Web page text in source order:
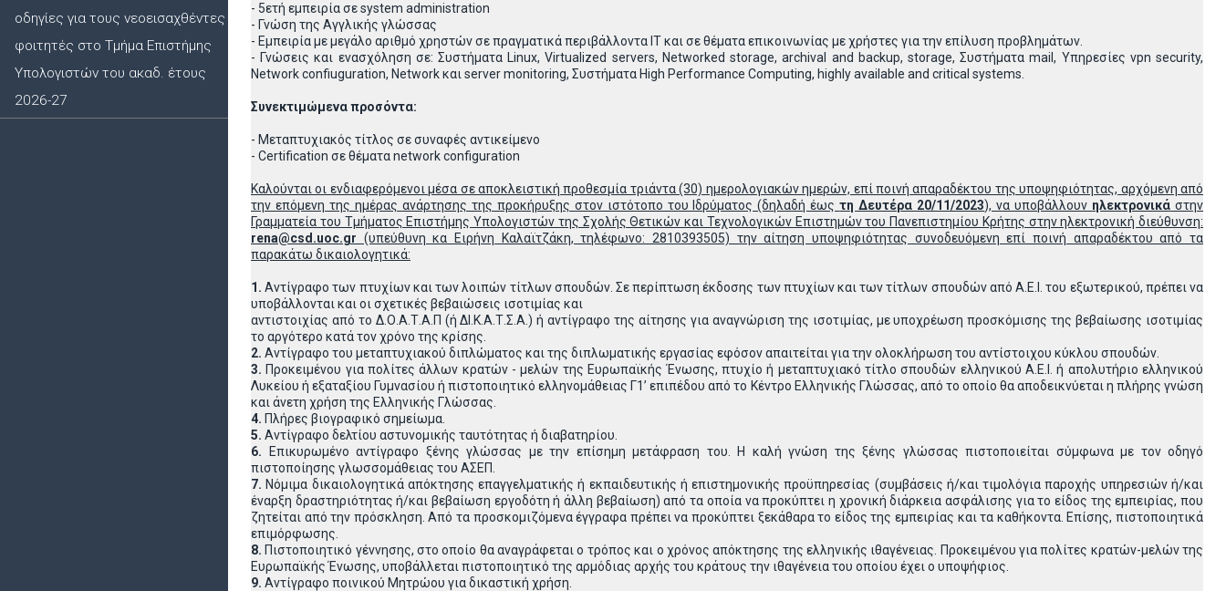
οδηγίες για τους νεοεισαχθέντες
φοιτητές στο Τμήμα Επιστήμης
Υπολογιστών του ακαδ. έτους
2026-27
- 5ετή εμπειρία σε system administration
- Γνώση της Αγγλικής γλώσσας
- Εμπειρία με μεγάλο αριθμό χρηστών σε πραγματικά περιβάλλοντα IT και σε θέματα επικοινωνίας με χρήστες για την επίλυση προβλημάτων.
- Γνώσεις και ενασχόληση σε: Συστήματα Linux, Virtualized servers, Networked storage, archival and backup, storage, Συστήματα mail, Υπηρεσίες vpn security,
Νetwork confiuguration, Network και server monitoring, Συστήματα High Performance Computing, highly available and critical systems.
Συνεκτιμώμενα προσόντα:
- Μεταπτυχιακός τίτλος σε συναφές αντικείμενο
- Certification σε θέματα network configuration
Καλούνται οι ενδιαφερόμενοι μέσα σε αποκλειστική προθεσμία τριάντα (30) ημερολογιακών ημερών, επί ποινή απαραδέκτου της υποψηφιότητας, αρχόμενη από
την επόμενη της ημέρας ανάρτησης της προκήρυξης στον ιστότοπο του Ιδρύματος (δηλαδή έωςτη Δευτέρα 20/11/2023), να υποβάλλουν ηλεκτρονικά στην
Γραμματεία του Τμήματος Επιστήμης Υπολογιστών της Σχολής Θετικών και Τεχνολογικών Επιστημών του Πανεπιστημίου Κρήτης στην ηλεκτρονική διεύθυνση:
rena@csd.uoc.gr (υπεύθυνη κα Ειρήνη Καλαϊτζάκη, τηλέφωνο: 2810393505) την αίτηση υποψηφιότητας συνοδευόμενη επί ποινή απαραδέκτου από τα
παρακάτω δικαιολογητικά:
1.Αντίγραφο των πτυχίων και των λοιπών τίτλων σπουδών. Σε περίπτωση έκδοσης των πτυχίων και των τίτλων σπουδών από Α.Ε.Ι. του εξωτερικού, πρέπει να
υποβάλλονται και οι σχετικές βεβαιώσεις ισοτιμίας και
αντιστοιχίας από το Δ.Ο.Α.Τ.Α.Π (ή ΔΙ.Κ.Α.Τ.Σ.Α.) ή αντίγραφο της αίτησης για αναγνώριση της ισοτιμίας, με υποχρέωση προσκόμισης της βεβαίωσης ισοτιμίας
το αργότερο κατά τον χρόνο της κρίσης.
2. Αντίγραφο του μεταπτυχιακού διπλώματος και της διπλωματικής εργασίας εφόσον απαιτείται για την ολοκλήρωση του αντίστοιχου κύκλου σπουδών.
3. Προκειμένου για πολίτες άλλων κρατών - μελών της Ευρωπαϊκής Ένωσης, πτυχίο ή μεταπτυχιακό τίτλο σπουδών ελληνικού Α.Ε.Ι. ή απολυτήριο ελληνικού
Λυκείου ή εξαταξίου Γυμνασίου ή πιστοποιητικό ελληνομάθειας Γ1’ επιπέδου από το Κέντρο Ελληνικής Γλώσσας, από το οποίο θα αποδεικνύεται η πλήρης γνώση
και άνετη χρήση της Ελληνικής Γλώσσας.
4. Πλήρες βιογραφικό σημείωμα.
5. Αντίγραφο δελτίου αστυνομικής ταυτότητας ή διαβατηρίου.
6.
Επικυρωμένο αντίγραφο ξένης γλώσσας με την επίσημη μετάφραση του. Η καλή γνώση της ξένης γλώσσας πιστοποιείται σύμφωνα με τον οδηγό
πιστοποίησης γλωσσομάθειας του ΑΣΕΠ.
7. Νόμιμα δικαιολογητικά απόκτησης επαγγελματικής ή εκπαιδευτικής ή επιστημονικής προϋπηρεσίας (συμβάσεις ή/και τιμολόγια παροχής υπηρεσιών ή/και
έναρξη δραστηριότητας ή/και βεβαίωση εργοδότη ή άλλη βεβαίωση) από τα οποία να προκύπτει η χρονική διάρκεια ασφάλισης για το είδος της εμπειρίας, που
ζητείται από την πρόσκληση. Από τα προσκομιζόμενα έγγραφα πρέπει να προκύπτει ξεκάθαρα το είδος της εμπειρίας και τα καθήκοντα. Επίσης, πιστοποιητικά
επιμόρφωσης.
8. Πιστοποιητικό γέννησης, στο οποίο θα αναγράφεται ο τρόπος και ο χρόνος απόκτησης της ελληνικής ιθαγένειας. Προκειμένου για πολίτες κρατών-μελών της
Ευρωπαϊκής Ένωσης, υποβάλλεται πιστοποιητικό της αρμόδιας αρχής του κράτους την ιθαγένεια του οποίου έχει ο υποψήφιος.
9. Αντίγραφο ποινικού Μητρώου για δικαστική χρήση.